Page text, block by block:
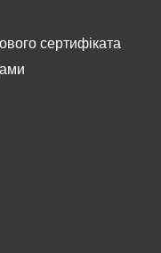
сертифіката